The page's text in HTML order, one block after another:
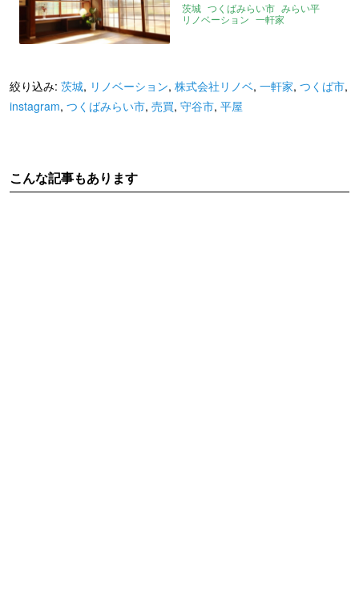
茨城 つくばみらい市 みらい平
リノベーション 一軒家
絞り込み: 茨城, リノベーション, 株式会社リノベ, 一軒家, つくば市,
instagram, つくばみらい市, 売買, 守谷市, 平屋
こんな記事もあります